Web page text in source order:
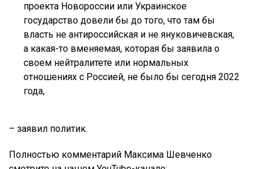
проекта Новороссии или Украинское
государство довели бы до того, что там бы
власть не антироссийская и не януковичевская,
а какая-то вменяемая, которая бы заявила о
своем нейтралитете или нормальных
отношениях с Россией, не было бы сегодня 2022
года,
– заявил политик.
Полностью комментарий Максима Шевченко